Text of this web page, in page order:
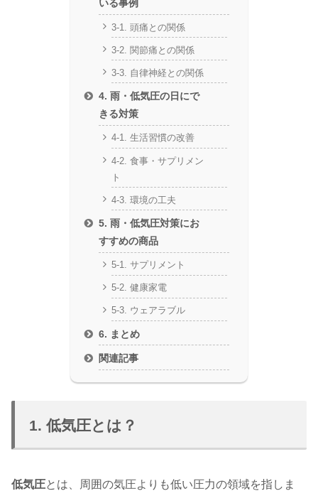
いる事例
3-1. 頭痛との関係
3-2. 関節痛との関係
3-3. 自律神経との関係
4. 雨・低気圧の日にで
きる対策
4-1. 生活習慣の改善
4-2. 食事・サプリメン
ト
4-3. 環境の工夫
5. 雨・低気圧対策にお
すすめの商品
5-1. サプリメント
5-2. 健康家電
5-3. ウェアラブル
6. まとめ
関連記事
1. 低気圧とは？
低気圧とは、周囲の気圧よりも低い圧力の領域を指しま